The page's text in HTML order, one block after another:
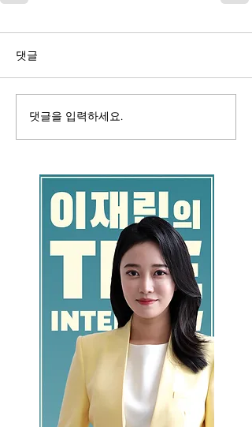
댓글
댓글을 입력하세요.